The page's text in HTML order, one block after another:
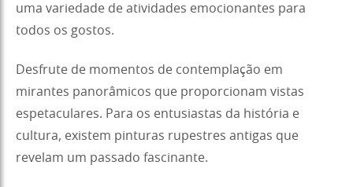
uma variedade de atividades emocionantes para
todos os gostos.
Desfrute de momentos de contemplação em
mirantes panorâmicos que proporcionam vistas
espetaculares. Para os entusiastas da história e
cultura, existem pinturas rupestres antigas que
revelam um passado fascinante.